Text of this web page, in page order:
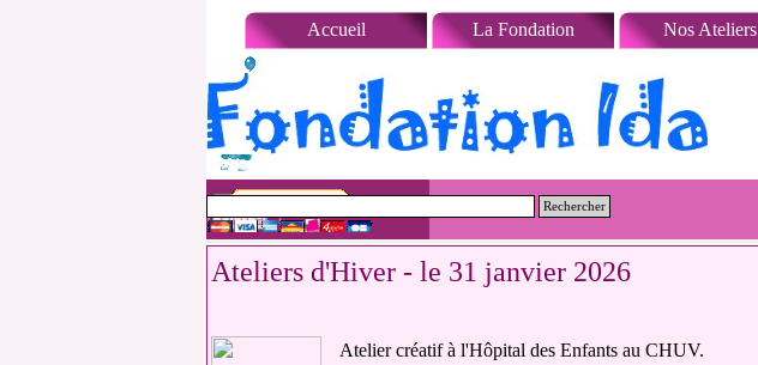
Rechercher
Accueil La Fondation Nos Ateliers
Ateliers d'Hiver - le 31 janvier 2026
Atelier créatif à l'Hôpital des Enfants au CHUV.